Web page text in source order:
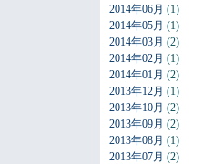
2014年06月 (1)
2014年05月 (1)
2014年03月 (2)
2014年02月 (1)
2014年01月 (2)
2013年12月 (1)
2013年10月 (2)
2013年09月 (2)
2013年08月 (1)
2013年07月 (2)